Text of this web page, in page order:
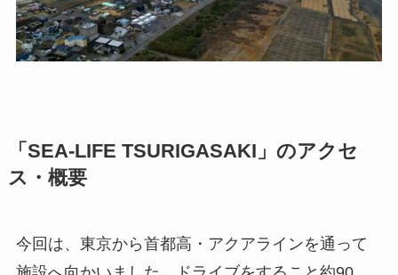
「SEA-LIFE TSURIGASAKI」のアクセ
ス・概要
今回は、東京から首都高・アクアラインを通って